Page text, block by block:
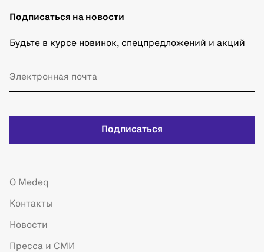
Подписаться на новости
Будьте в курсе новинок, спецпредложений и акций
Подписаться
О Medeq
Контакты
Новости
Пресса и СМИ